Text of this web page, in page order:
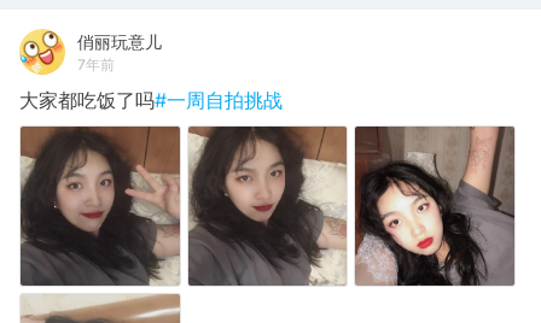
俏丽玩意儿
7年前
大家都吃饭了吗#一周自拍挑战